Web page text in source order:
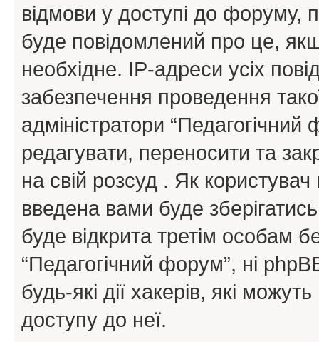
відмови у доступі до форуму,
буде повідомлений про це,
необхідне. IP-адреси усіх
забезпечення проведення
адміністратори
редагувати, переносити та
на свій розсуд . Як
введена вами буде
буде відкрита третім особам
“Педагогічний форум”, ні
будь-які дії хакерів, які
доступу до неї.